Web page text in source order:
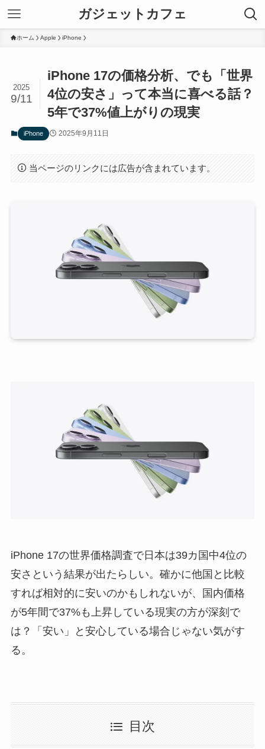
ガジェットカフェ
ホーム Apple iPhone
iPhone 17の価格分析、でも「世界
4位の安さ」って本当に喜べる話？
5年で37%値上がりの現実
2025
9/11
iPhone 2025年9月11日
当ページのリンクには広告が含まれています。
iPhone 17の世界価格調査で日本は39カ国中4位の
安さという結果が出たらしい。確かに他国と比較
すれば相対的に安いのかもしれないが、国内価格
が5年間で37%も上昇している現実の方が深刻で
は？「安い」と安心している場合じゃない気がす
る。
目次